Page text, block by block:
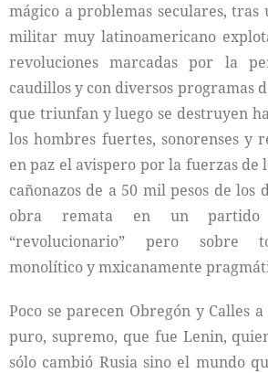
mágico a problemas seculares, tras
militar muy latinoamericano
revoluciones marcadas por la
caudillos y con diversos programas
que triunfan y luego se destruyen
los hombres fuertes, sonorenses y
en paz el avispero por la fuerzas de
cañonazos de a 50 mil pesos de los
obra remata en un
“revolucionario” pero sobre
monolítico y mxicanamente
Poco se parecen Obregón y Calles
puro, supremo, que fue Lenin,
sólo cambió Rusia sino el mundo